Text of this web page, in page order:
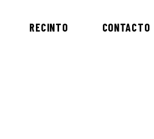
RECINTO CONTACTO